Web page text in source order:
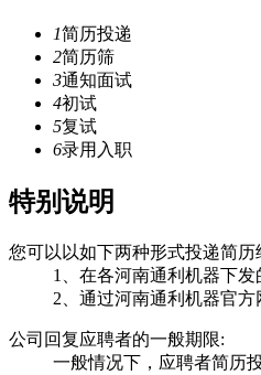
1简历投递
2简历筛
3通知面试
4初试
5复试
6录用入职
特别说明
您可以以如下两种形式投递简历
1、在各河南通利机器下发
2、通过河南通利机器官方
公司回复应聘者的一般期限:
一般情况下，应聘者简历